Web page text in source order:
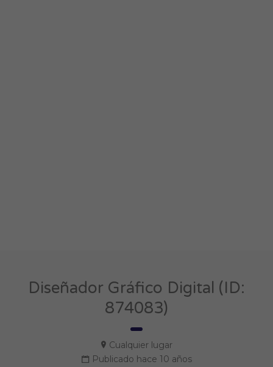
Diseñador Gráfico Digital (ID:
874083)
Cualquier lugar
Publicado hace 10 años